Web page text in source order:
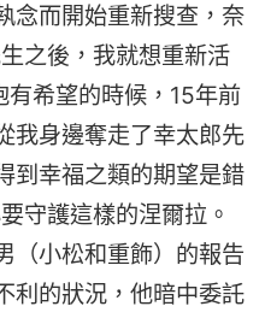
念而開始重新搜查，奈
之後，我就想重新活
有希望的時候，15年前
我身邊奪走了幸太郎先
到幸福之類的期望是錯
守護這樣的涅爾拉。
（小松和重飾）的報告
利的狀況，他暗中委託